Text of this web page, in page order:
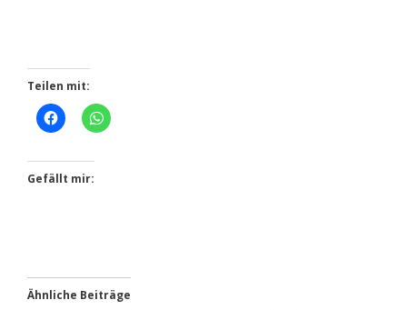
Teilen mit:
Gefällt mir:
Ähnliche Beiträge